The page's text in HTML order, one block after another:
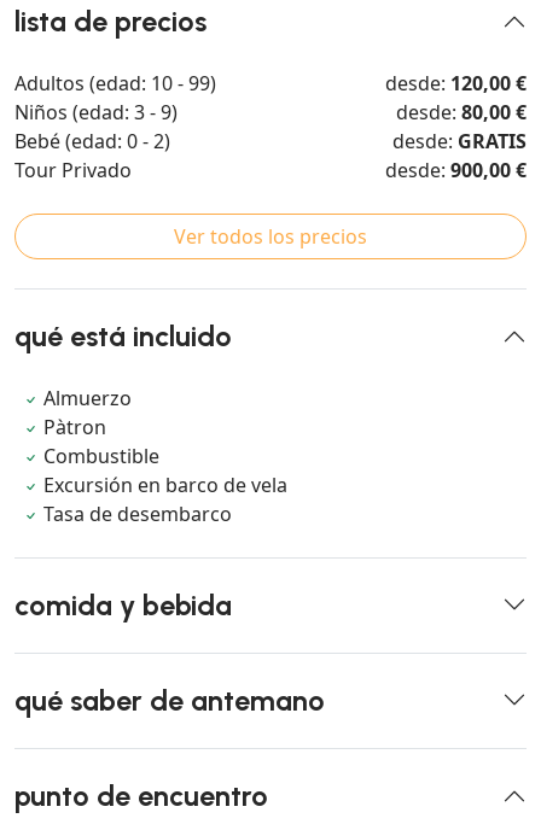
lista de precios
Adultos (edad: 10 - 99) desde: 120,00 €
Niños (edad: 3 - 9)
desde: 80,00 €
Bebé (edad: 0 - 2)
desde: GRATIS
Tour Privado
desde: 900,00 €
Ver todos los precios
qué está incluido
Almuerzo
Pàtron
Combustible
Excursión en barco de vela
Tasa de desembarco
comida y bebida
qué saber de antemano
punto de encuentro